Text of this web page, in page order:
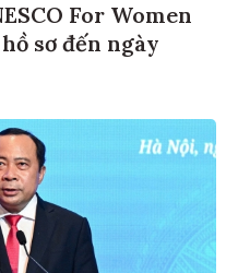
For Women
sơ đến ngày